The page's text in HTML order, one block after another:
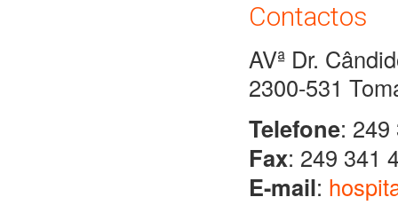
Contactos
AVª Dr.
2300-531
Telefone: 249
Fax: 249 341
E-mail: